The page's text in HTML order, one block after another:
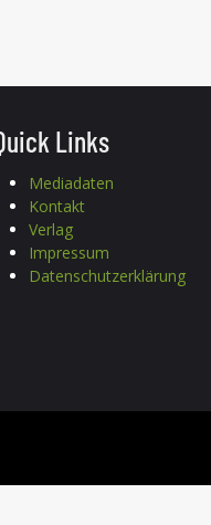
Links
Mediadaten
Kontakt
Verlag
Impressum
Datenschutzerklärung